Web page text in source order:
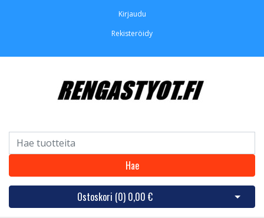
Kirjaudu
Rekisteröidy
Hae
Ostoskori (0) 0,00 € Avaa